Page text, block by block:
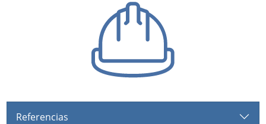
Referencias